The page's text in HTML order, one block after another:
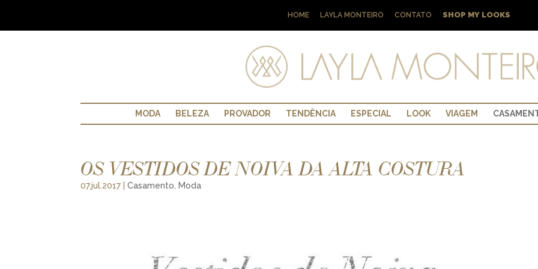
HOME LAYLA MONTEIRO CONTATO SHOP MY LOOKS
MODA BELEZA PROVADOR TENDÊNCIA ESPECIAL LOOK VIAGEM
OS VESTIDOS DE NOIVA DA ALTA COSTURA
07.jul.2017 |Casamento, Moda